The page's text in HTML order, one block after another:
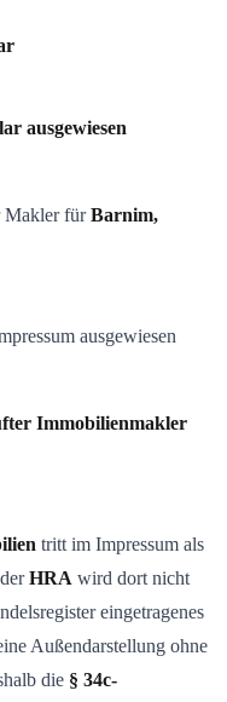
ausgewiesen
Makler fürBarnim,
ausgewiesen
Immobilienmakler
tritt im Impressum als
HRA wird dort nicht
eingetragenes
Außendarstellung ohne
die § 34c-